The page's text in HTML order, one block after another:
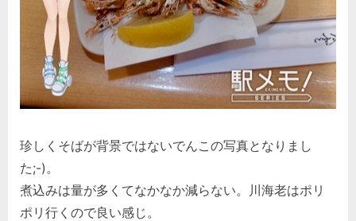
珍しくそばが背景ではないでんこの写真となりまし
た;-)。
煮込みは量が多くてなかなか減らない。川海老はポリ
ポリ行くので良い感じ。